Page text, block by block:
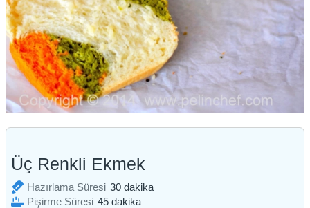
Üç Renkli Ekmek
Hazırlama Süresi 30dakika
dakika
Pişirme Süresi 45dakika
dakika